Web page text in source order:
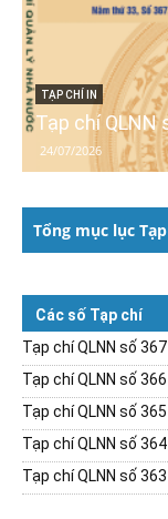
TẠP CHÍ IN
Tạp chí QLNN
24/07/2026
Tổng mục lục
Các số Tạp chí
Tạp chí QLNN số
Tạp chí QLNN số
Tạp chí QLNN số
Tạp chí QLNN số
Tạp chí QLNN số